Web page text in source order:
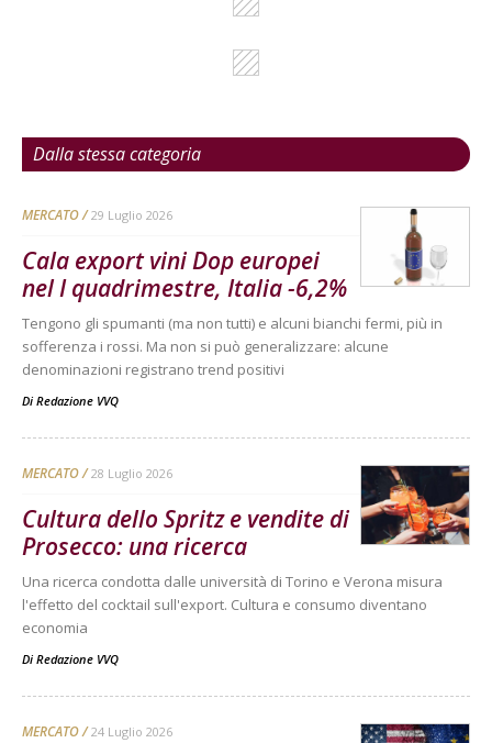
Dalla stessa categoria
MERCATO 29 Luglio 2026
Cala export vini Dop europei
nel I quadrimestre, Italia -6,2%
Tengono gli spumanti (ma non tutti) e alcuni bianchi fermi, più in
sofferenza i rossi. Ma non si può generalizzare: alcune
denominazioni registrano trend positivi
Di Redazione VVQ
MERCATO 28 Luglio 2026
Cultura dello Spritz e vendite di
Prosecco: una ricerca
Una ricerca condotta dalle università di Torino e Verona misura
l'effetto del cocktail sull'export. Cultura e consumo diventano
economia
Di Redazione VVQ
MERCATO 24 Luglio 2026